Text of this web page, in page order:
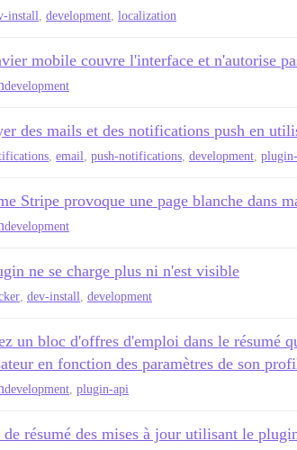
install development localization
mobile couvre l'interface et n'autorise
development
des mails et des notifications push en
email push-notifications development
Stripe provoque une page blanche dans
development
ne se charge plus ni n'est visible
dev-install development
un bloc d'offres d'emploi dans le résumé
en fonction des paramètres de son
development plugin-api
résumé des mises à jour utilisant le